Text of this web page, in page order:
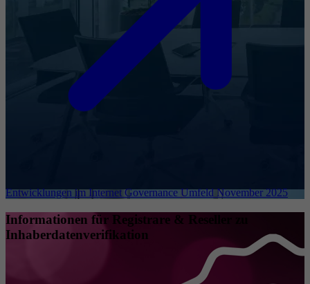
Entwicklungen im Internet Governance Umfeld November 2025
Informationen für Registrare & Reseller zu
Inhaberdatenverifikation